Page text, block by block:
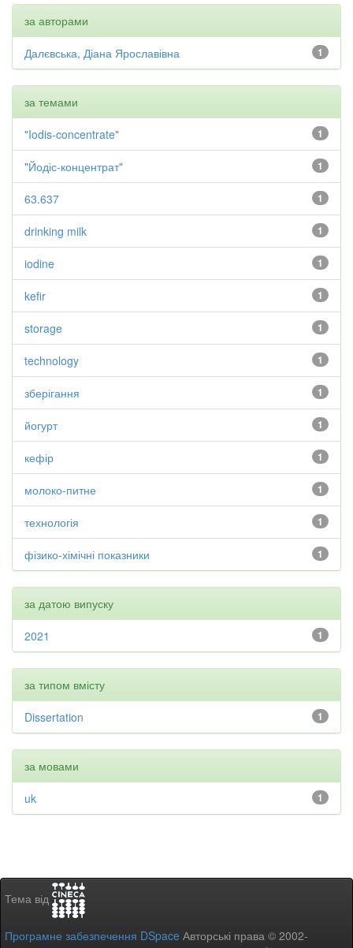
за авторами
1
Далєвська, Діана Ярославівна
за темами
1
"Iodis-concentrate"
1
"Йодіс-концентрат"
1
63.637
1
drinking milk
1
iodine
1
kefir
1
storage
1
technology
1
зберігання
1
йогурт
1
кефір
1
молоко-питне
1
технологія
1
фізико-хімічні показники
за датою випуску
1
2021
за типом вмісту
1
Dissertation
за мовами
1
uk
Тема від
Програмне забезпечення DSpace Авторські права © 2002-